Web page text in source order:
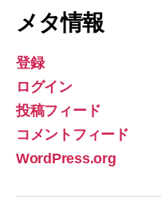
メタ情報
登録
ログイン
投稿フィード
コメントフィード
WordPress.org